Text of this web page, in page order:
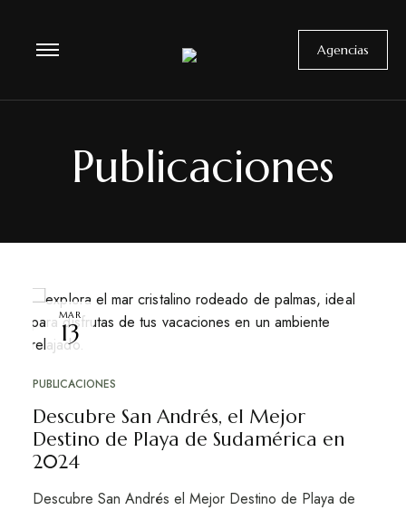
Agencias
Publicaciones
MAR
13
PUBLICACIONES
Descubre San Andrés, el Mejor
Destino de Playa de Sudamérica en
2024
Descubre San Andrés el Mejor Destino de Playa de